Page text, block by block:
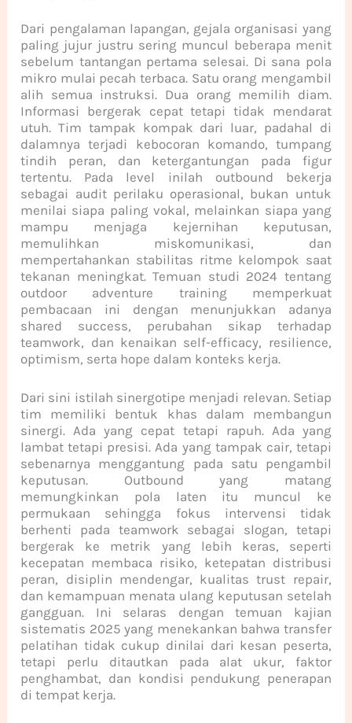
Dari pengalaman lapangan, gejala organisasi yang
paling jujur justru sering muncul beberapa menit
sebelum tantangan pertama selesai. Di sana pola
mikro mulai pecah terbaca. Satu orang mengambil
alih semua instruksi. Dua orang memilih diam.
Informasi bergerak cepat tetapi tidak mendarat
utuh. Tim tampak kompak dari luar, padahal di
dalamnya terjadi kebocoran komando, tumpang
tindih peran, dan ketergantungan pada figur
tertentu. Pada level inilah outbound bekerja
sebagai audit perilaku operasional, bukan untuk
menilai siapa paling vokal, melainkan siapa yang
mampu menjaga kejernihan keputusan,
memulihkan miskomunikasi, dan
mempertahankan stabilitas ritme kelompok saat
tekanan meningkat. Temuan studi 2024 tentang
outdoor adventure training memperkuat
pembacaan ini dengan menunjukkan adanya
shared success, perubahan sikap terhadap
teamwork, dan kenaikan self-efficacy, resilience,
optimism, serta hope dalam konteks kerja.
Dari sini istilah sinergotipe menjadi relevan. Setiap
tim memiliki bentuk khas dalam membangun
sinergi. Ada yang cepat tetapi rapuh. Ada yang
lambat tetapi presisi. Ada yang tampak cair, tetapi
sebenarnya menggantung pada satu pengambil
keputusan. Outbound yang matang
memungkinkan pola laten itu muncul ke
permukaan sehingga fokus intervensi tidak
berhenti pada teamwork sebagai slogan, tetapi
bergerak ke metrik yang lebih keras, seperti
kecepatan membaca risiko, ketepatan distribusi
peran, disiplin mendengar, kualitas trust repair,
dan kemampuan menata ulang keputusan setelah
gangguan. Ini selaras dengan temuan kajian
sistematis 2025 yang menekankan bahwa transfer
pelatihan tidak cukup dinilai dari kesan peserta,
tetapi perlu ditautkan pada alat ukur, faktor
penghambat, dan kondisi pendukung penerapan
di tempat kerja.